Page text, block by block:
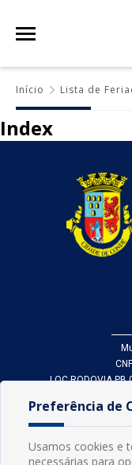
Início Lista de
Index
LOC RODOVIA PB
Exp:
Preferência de
Usamos cookies e
necessárias para